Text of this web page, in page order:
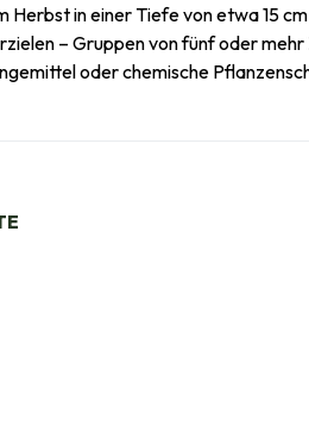
Herbst in einer Tiefe von etwa 15
– Gruppen von fünf oder
oder chemische